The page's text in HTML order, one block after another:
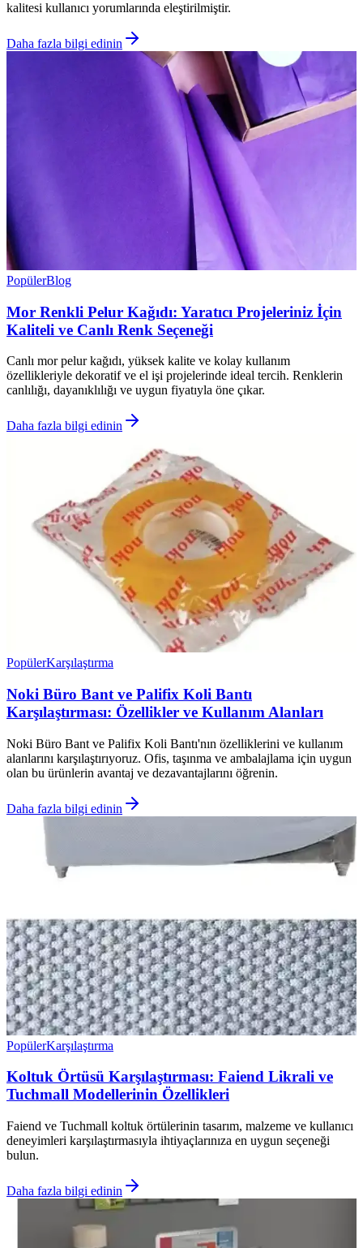
kalitesi kullanıcı yorumlarında eleştirilmiştir.
Daha fazla bilgi edinin
PopülerBlog
Mor Renkli Pelur Kağıdı: Yaratıcı Projeleriniz İçin
Kaliteli ve Canlı Renk Seçeneği
Canlı mor pelur kağıdı, yüksek kalite ve kolay kullanım
özellikleriyle dekoratif ve el işi projelerinde ideal tercih. Renklerin
canlılığı, dayanıklılığı ve uygun fiyatıyla öne çıkar.
Daha fazla bilgi edinin
PopülerKarşılaştırma
Noki Büro Bant ve Palifix Koli Bantı
Karşılaştırması: Özellikler ve Kullanım Alanları
Noki Büro Bant ve Palifix Koli Bantı'nın özelliklerini ve kullanım
alanlarını karşılaştırıyoruz. Ofis, taşınma ve ambalajlama için uygun
olan bu ürünlerin avantaj ve dezavantajlarını öğrenin.
Daha fazla bilgi edinin
PopülerKarşılaştırma
Koltuk Örtüsü Karşılaştırması: Faiend Likrali ve
Tuchmall Modellerinin Özellikleri
Faiend ve Tuchmall koltuk örtülerinin tasarım, malzeme ve kullanıcı
deneyimleri karşılaştırmasıyla ihtiyaçlarınıza en uygun seçeneği
bulun.
Daha fazla bilgi edinin